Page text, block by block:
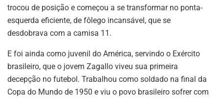
trocou de posição e começou a se transformar no ponta-
esquerda eficiente, de fôlego incansável, que se
desdobrava com a camisa 11.
E foi ainda como juvenil do América, servindo o Exército
brasileiro, que o jovem Zagallo viveu sua primeira
decepção no futebol. Trabalhou como soldado na final da
Copa do Mundo de 1950 e viu o povo brasileiro sofrer com